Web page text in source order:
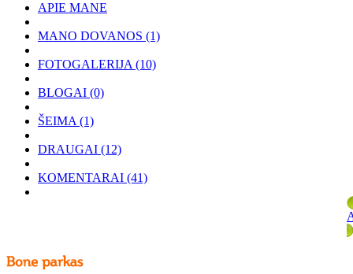
APIE MANE
MANO DOVANOS (1)
FOTOGALERIJA (10)
BLOGAI (0)
ŠEIMA (1)
DRAUGAI (12)
KOMENTARAI (41)